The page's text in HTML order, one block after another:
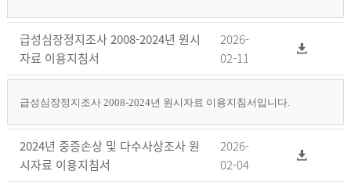
급성심장정지조사 2008-2024년 원시
자료 이용지침서
2026-
02-11
급성심장정지조사 2008-2024년 원시자료 이용지침서입니다.
2024년 중증손상 및 다수사상조사 원
시자료 이용지침서
2026-
02-04